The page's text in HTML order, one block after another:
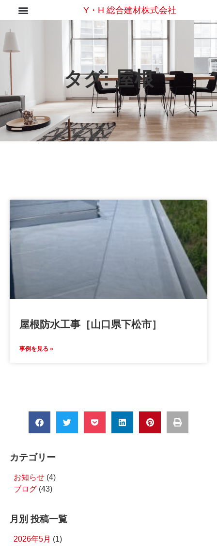
Y・H 総合建材株式会社
タグ:屋根
屋根防水工事［山口県下松市］
事例を見る »
カテゴリー
お知らせ (4)
ブログ (43)
月別 投稿一覧
2026年5月 (1)